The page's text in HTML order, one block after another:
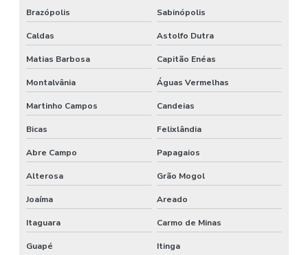
Brazópolis Sabinópolis
Caldas Astolfo Dutra
Matias Barbosa Capitão Enéas
Montalvânia Águas Vermelhas
Martinho Campos Candeias
Bicas Felixlândia
Abre Campo Papagaios
Alterosa Grão Mogol
Joaíma Areado
Itaguara Carmo de Minas
Guapé Itinga